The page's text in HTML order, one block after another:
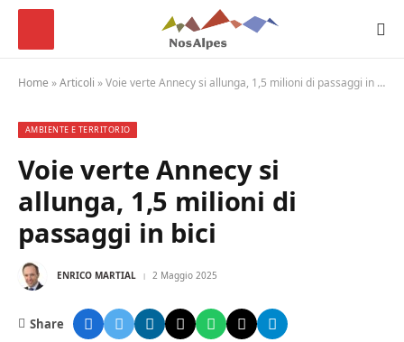
Home »Articoli »Voie verte Annecy si allunga, 1,5 milioni di passaggi in bici
AMBIENTE E TERRITORIO
Voie verte Annecy si
allunga, 1,5 milioni di
passaggi in bici
ENRICO MARTIAL 2 Maggio 2025
Share